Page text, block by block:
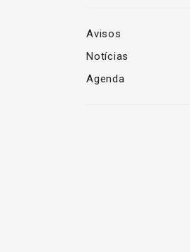
Avisos
Notícias
Agenda